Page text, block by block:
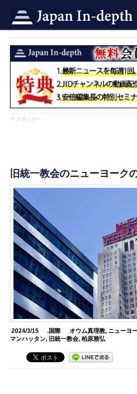
※ スポンサー
旧統一教会のニューヨーク
2024/3/15 .国際 オウム真理教, ニューヨ
マンハッタン, 旧統一教会,柏原雅弘